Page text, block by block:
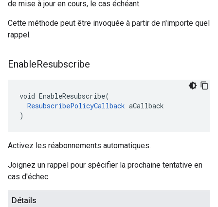
de mise à jour en cours, le cas échéant.
Cette méthode peut être invoquée à partir de n'importe quel
rappel.
EnableResubscribe
void EnableResubscribe(
ResubscribePolicyCallback aCallback
)
Activez les réabonnements automatiques.
Joignez un rappel pour spécifier la prochaine tentative en
cas d'échec.
Détails